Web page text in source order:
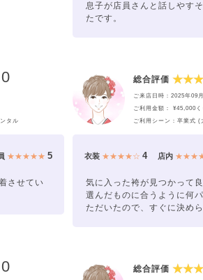
息子が店員さんと話しやす
たです。
タル
★★★★★ 5
させてい
総合評価
ご来店日時：2025年09
ご利用金額： ¥45,000く
ご利用シーン：卒業式 (
衣装 ★★★★☆4 店内
気に入った袴が見つかって
選んだものに合うように何
ただいたので、すぐに決めら
総合評価